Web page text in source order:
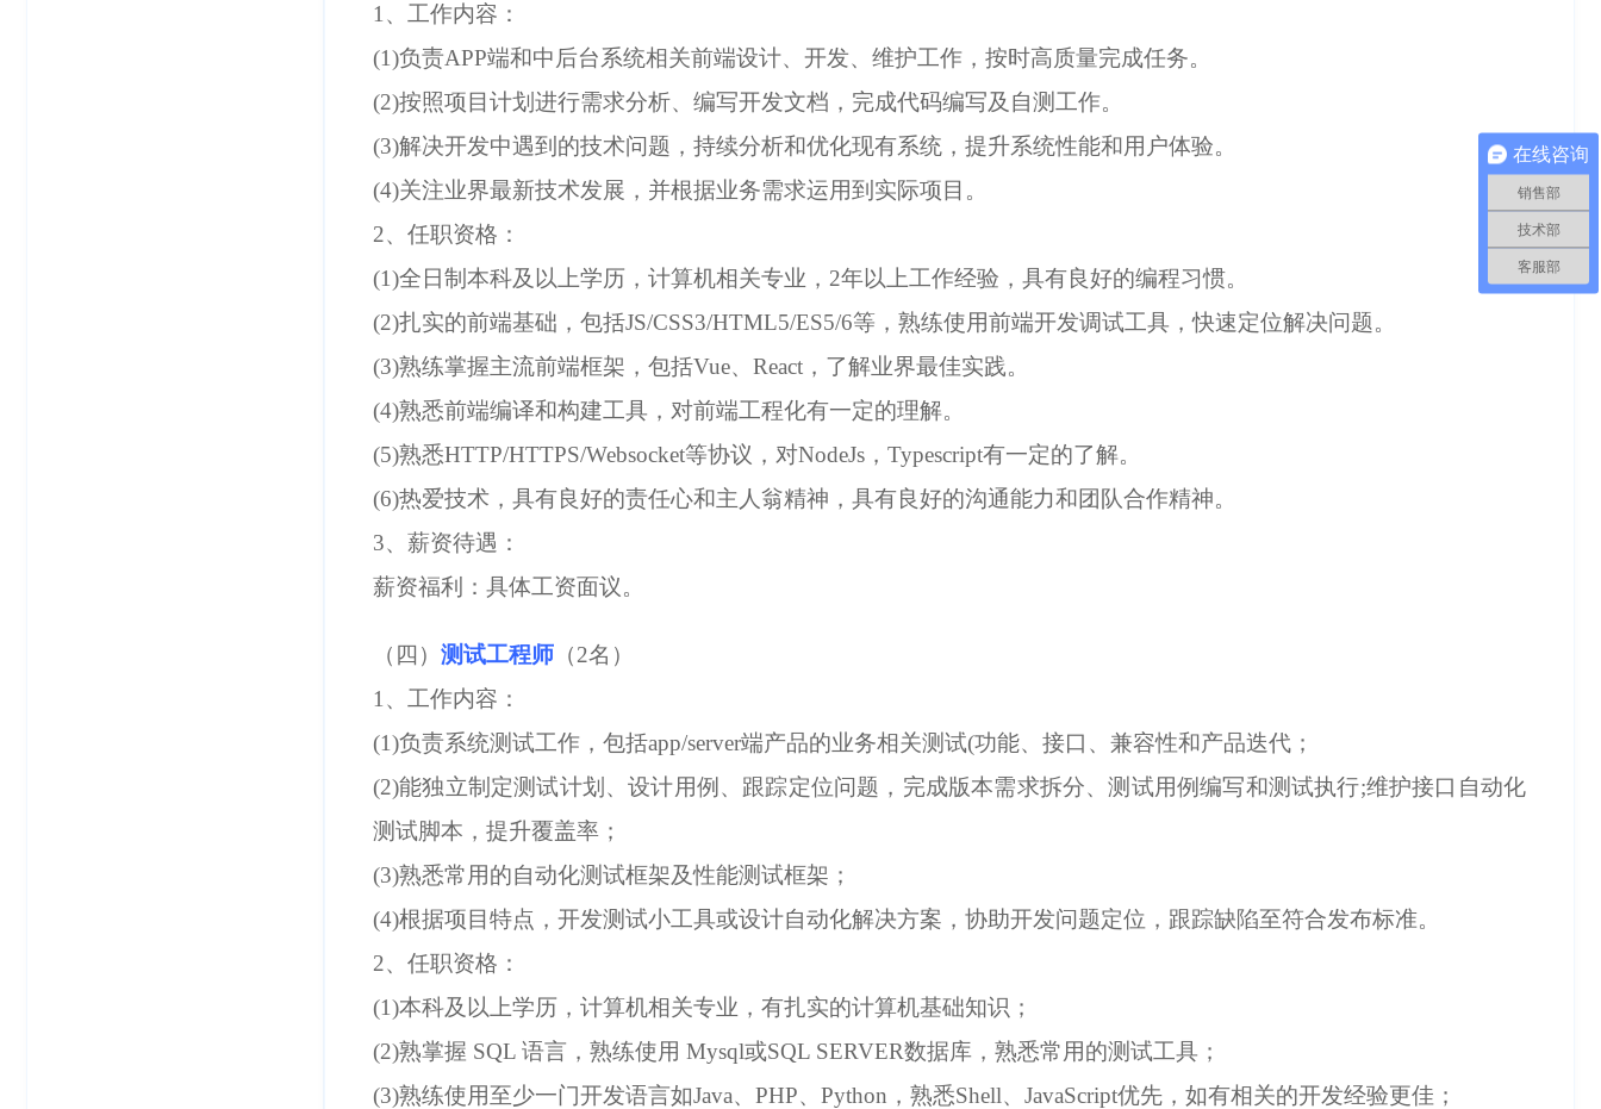
1、工作内容：
(1)负责APP端和中后台系统相关前端设计、开发、维护工作，按时高质量完成任务。
(2)按照项目计划进行需求分析、编写开发文档，完成代码编写及自测工作。
(3)解决开发中遇到的技术问题，持续分析和优化现有系统，提升系统性能和用户体验。
(4)关注业界最新技术发展，并根据业务需求运用到实际项目。
2、任职资格：
(1)全日制本科及以上学历，计算机相关专业，2年以上工作经验，具有良好的编程习惯。
(2)扎实的前端基础，包括JS/CSS3/HTML5/ES5/6等，熟练使用前端开发调试工具，快速定位解决问题。
(3)熟练掌握主流前端框架，包括Vue、React，了解业界最佳实践。
(4)熟悉前端编译和构建工具，对前端工程化有一定的理解。
(5)熟悉HTTP/HTTPS/Websocket等协议，对NodeJs，Typescript有一定的了解。
(6)热爱技术，具有良好的责任心和主人翁精神，具有良好的沟通能力和团队合作精神。
3、薪资待遇：
薪资福利：具体工资面议。
（四） 测试工程师 （2名）
1、工作内容：
(1)负责系统测试工作，包括app/server端产品的业务相关测试(功能、接口、兼容性和产品迭代；
(2)能独立制定测试计划、设计用例、跟踪定位问题，完成版本需求拆分、测试用例编写和测试执行;维护接口自动化
测试脚本，提升覆盖率；
(3)熟悉常用的自动化测试框架及性能测试框架；
(4)根据项目特点，开发测试小工具或设计自动化解决方案，协助开发问题定位，跟踪缺陷至符合发布标准。
2、任职资格：
(1)本科及以上学历，计算机相关专业，有扎实的计算机基础知识；
(2)熟掌握 SQL 语言，熟练使用 Mysql或SQL SERVER数据库，熟悉常用的测试工具；
(3)熟练使用至少一门开发语言如Java、PHP、Python，熟悉Shell、JavaScript优先，如有相关的开发经验更佳；
在线咨询
销售部
技术部
客服部